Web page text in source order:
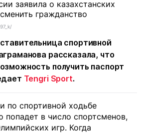
спортивной
рассказала, что
получить паспорт
Tengri Sport.
по спортивной ходьбе
попадет в число спортсменов,
игр. Когда